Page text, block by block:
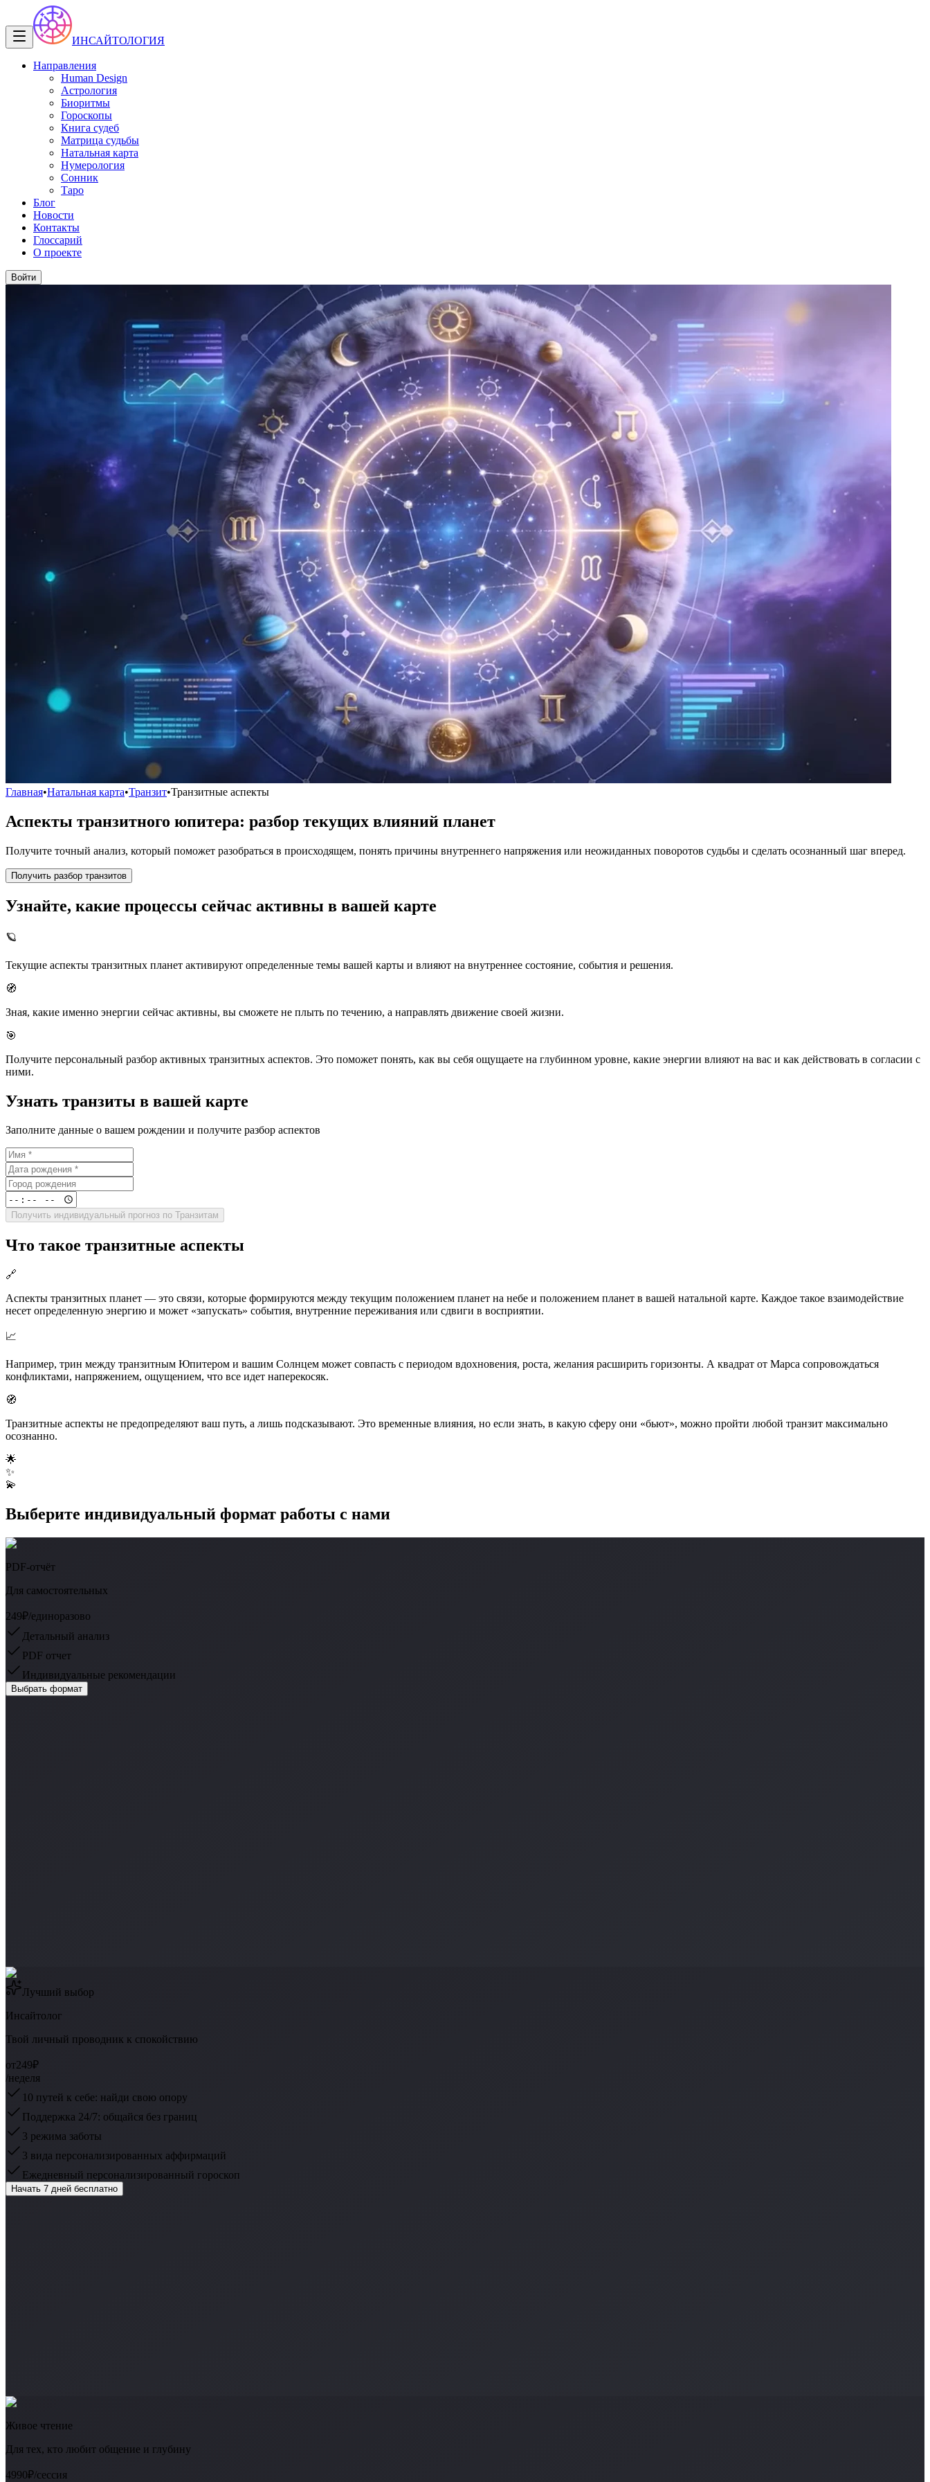
ИНСАЙТОЛОГИЯ
Направления
Human Design
Астрология
Биоритмы
Гороскопы
Книга судеб
Матрица судьбы
Натальная карта
Нумерология
Сонник
Таро
Блог
Новости
Контакты
Глоссарий
О проекте
Войти
Главная•Натальная карта•Транзит•Транзитные аспекты
Аспекты транзитного юпитера: разбор текущих влияний планет
Получите точный анализ, который поможет разобраться в происходящем, понять причины внутреннего напряжения или неожиданных поворотов судьбы и сделать осознанный шаг вперед.
Получить разбор транзитов
Узнайте, какие процессы сейчас активны в вашей карте
🪐
Текущие аспекты транзитных планет активируют определенные темы вашей карты и влияют на внутреннее состояние, события и решения.
🧭
Зная, какие именно энергии сейчас активны, вы сможете не плыть по течению, а направлять движение своей жизни.
🎯
Получите персональный разбор активных транзитных аспектов. Это поможет понять, как вы себя ощущаете на глубинном уровне, какие энергии влияют на вас и как действовать в согласии с
ними.
Узнать транзиты в вашей карте
Заполните данные о вашем рождении и получите разбор аспектов
Получить индивидуальный прогноз по Транзитам
Что такое транзитные аспекты
🔗
Аспекты транзитных планет — это связи, которые формируются между текущим положением планет на небе и положением планет в вашей натальной карте. Каждое такое взаимодействие
несет определенную энергию и может «запускать» события, внутренние переживания или сдвиги в восприятии.
📈
Например, трин между транзитным Юпитером и вашим Солнцем может совпасть с периодом вдохновения, роста, желания расширить горизонты. А квадрат от Марса сопровождаться
конфликтами, напряжением, ощущением, что все идет наперекосяк.
🧭
Транзитные аспекты не предопределяют ваш путь, а лишь подсказывают. Это временные влияния, но если знать, в какую сферу они «бьют», можно пройти любой транзит максимально
осознанно.
🌟
✨
💫
Выберите индивидуальный формат работы с нами
PDF-отчёт
Для самостоятельных
249₽/единоразово
Детальный анализ
PDF отчет
Индивидуальные рекомендации
Выбрать формат
Лучший выбор
Инсайтолог
Твой личный проводник к спокойствию
от249₽
/неделя
10 путей к себе: найди свою опору
Поддержка 24/7: общайся без границ
3 режима заботы
3 вида персонализированных аффирмаций
Ежедневный персонализированный гороскоп
Начать 7 дней бесплатно
Живое чтение
Для тех, кто любит общение и глубину
4990₽/сессия